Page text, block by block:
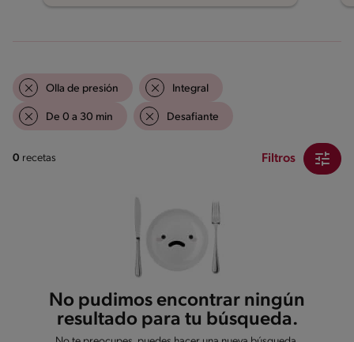
Olla de presión Integral
De 0 a 30 min Desafiante
0 recetas Filtros
No pudimos encontrar ningún
resultado para tu búsqueda.